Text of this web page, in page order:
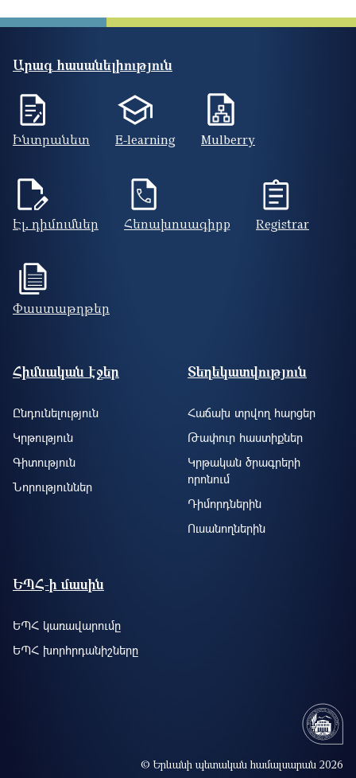
Արագ հասանելիություն
Ինտրանետ E-learning Mulberry
Էլ. դիմումներ Հեռախոսագիրք Registrar
Փաստաթղթեր
Footer site information
Հիմնական էջեր
Ընդունելություն
Կրթություն
Գիտություն
Նորություններ
Տեղեկատվություն
Հաճախ տրվող հարցեր
Թափուր հաստիքներ
Կրթական ծրագրերի
որոնում
Դիմորդներին
Ուսանողներին
ԵՊՀ-ի մասին
ԵՊՀ կառավարումը
ԵՊՀ խորհրդանիշները
© Երևանի պետական համալսարան 2026